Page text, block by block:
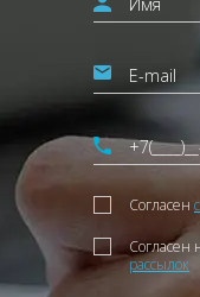
Согласен
Согласен
рассылок